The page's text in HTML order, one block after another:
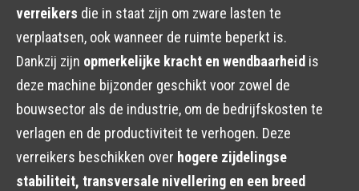
verreikers die in staat zijn om zware lasten te
verplaatsen, ook wanneer de ruimte beperkt is.
Dankzij zijn opmerkelijke kracht en wendbaarheid is
deze machine bijzonder geschikt voor zowel de
bouwsector als de industrie, om de bedrijfskosten te
verlagen en de productiviteit te verhogen. Deze
verreikers beschikken over hogere zijdelingse
stabiliteit, transversale nivellering en een breed